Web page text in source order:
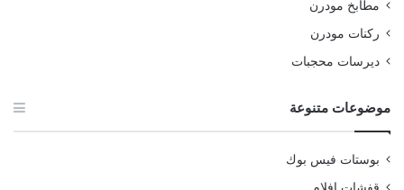
مطابخ مودرن
ركنات مودرن
ديرسات محجبات
موضوعات متنوعة
بوستات فيس بوك